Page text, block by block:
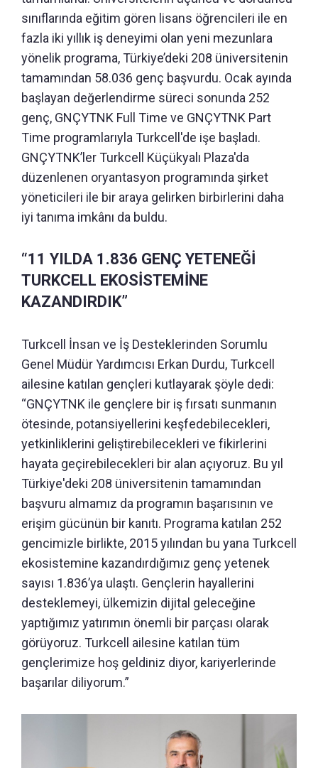
sınıflarında eğitim gören lisans öğrencileri ile en
fazla iki yıllık iş deneyimi olan yeni mezunlara
yönelik programa, Türkiye’deki 208 üniversitenin
tamamından 58.036 genç başvurdu. Ocak ayında
başlayan değerlendirme süreci sonunda 252
genç, GNÇYTNK Full Time ve GNÇYTNK Part
Time programlarıyla Turkcell'de işe başladı.
GNÇYTNK’ler Turkcell Küçükyalı Plaza'da
düzenlenen oryantasyon programında şirket
yöneticileri ile bir araya gelirken birbirlerini daha
iyi tanıma imkânı da buldu.
“11 YILDA 1.836 GENÇ YETENEĞİ
TURKCELL EKOSİSTEMİNE
KAZANDIRDIK”
Turkcell İnsan ve İş Desteklerinden Sorumlu
Genel Müdür Yardımcısı Erkan Durdu, Turkcell
ailesine katılan gençleri kutlayarak şöyle dedi:
“GNÇYTNK ile gençlere bir iş fırsatı sunmanın
ötesinde, potansiyellerini keşfedebilecekleri,
yetkinliklerini geliştirebilecekleri ve fikirlerini
hayata geçirebilecekleri bir alan açıyoruz. Bu yıl
Türkiye'deki 208 üniversitenin tamamından
başvuru almamız da programın başarısının ve
erişim gücünün bir kanıtı. Programa katılan 252
gencimizle birlikte, 2015 yılından bu yana Turkcell
ekosistemine kazandırdığımız genç yetenek
sayısı 1.836’ya ulaştı. Gençlerin hayallerini
desteklemeyi, ülkemizin dijital geleceğine
yaptığımız yatırımın önemli bir parçası olarak
görüyoruz. Turkcell ailesine katılan tüm
gençlerimize hoş geldiniz diyor, kariyerlerinde
başarılar diliyorum.”